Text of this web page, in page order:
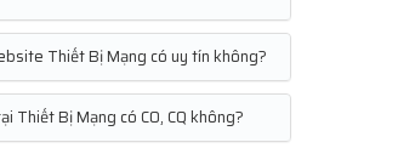
Thiết Bị Mạng có uy tín không?
Thiết Bị Mạng có CO, CQ không?